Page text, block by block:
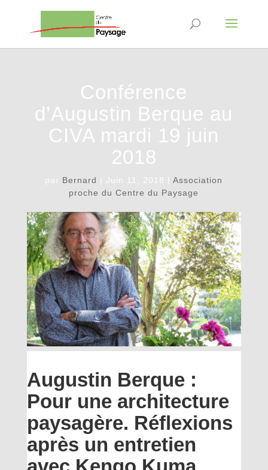
Conférence
d’Augustin Berque au
CIVA mardi 19 juin
2018
par Bernard Juin 11, 2018 |Association
proche du Centre du Paysage
Augustin Berque :
Pour une architecture
paysagère. Réflexions
après un entretien